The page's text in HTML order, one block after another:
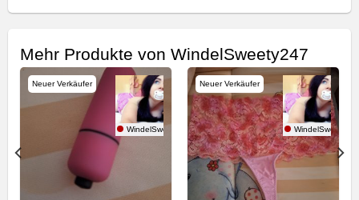
Mehr Produkte von WindelSweety247
Neuer Verkäufer
WindelSweety247
Neuer Verkäufer